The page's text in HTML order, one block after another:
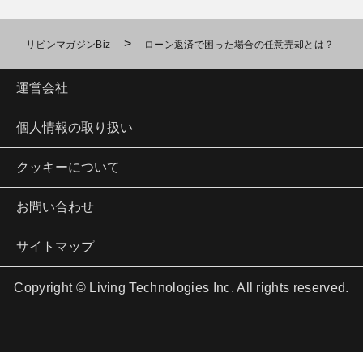
リビンマガジンBiz > ローン返済で困った場合の任意売却とは？
運営会社
個人情報の取り扱い
クッキーについて
お問い合わせ
サイトマップ
Copyright © Living Technologies Inc. All rights reserved.